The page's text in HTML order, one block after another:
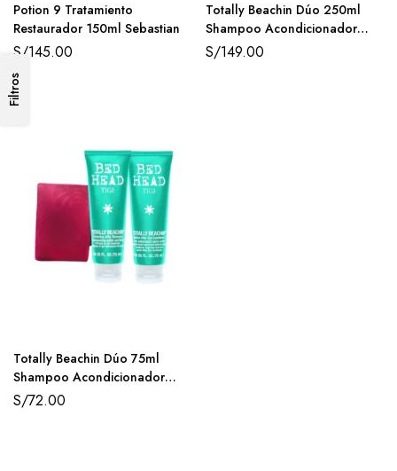
Filtros
Potion 9 Tratamiento
Restaurador 150ml Sebastian
S/145.00
Totally Beachin Dúo 250ml
Shampoo Acondicionador
TIGI Bed Head
S/149.00
Totally Beachin Dúo 75ml
Shampoo Acondicionador
TIGI Bed Head
S/72.00